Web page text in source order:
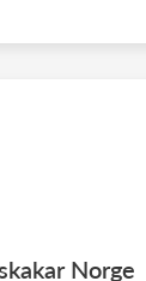
Norge